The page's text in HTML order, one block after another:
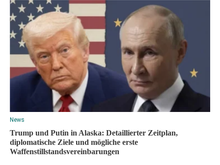
News
Trump und Putin in Alaska: Detaillierter Zeitplan,
diplomatische Ziele und mögliche erste
Waffenstillstandsvereinbarungen